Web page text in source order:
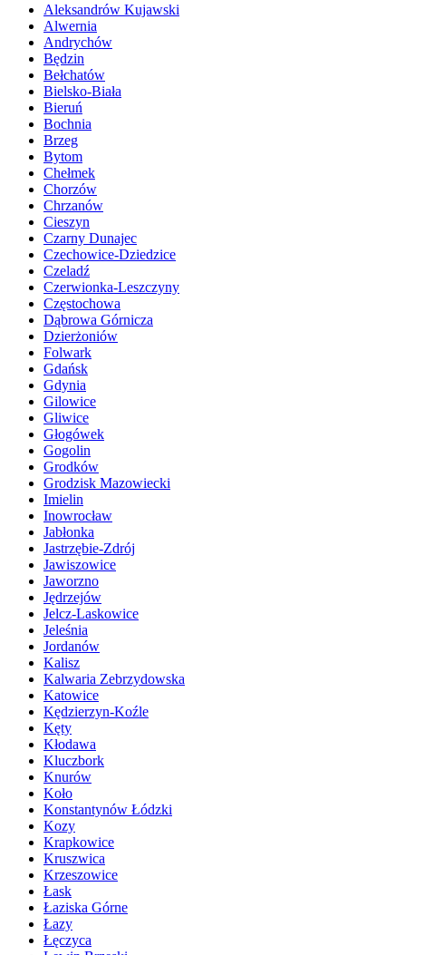
Aleksandrów Kujawski
Alwernia
Andrychów
Będzin
Bełchatów
Bielsko-Biała
Bieruń
Bochnia
Brzeg
Bytom
Chełmek
Chorzów
Chrzanów
Cieszyn
Czarny Dunajec
Czechowice-Dziedzice
Czeladź
Czerwionka-Leszczyny
Częstochowa
Dąbrowa Górnicza
Dzierżoniów
Folwark
Gdańsk
Gdynia
Gilowice
Gliwice
Głogówek
Gogolin
Grodków
Grodzisk Mazowiecki
Imielin
Inowrocław
Jabłonka
Jastrzębie-Zdrój
Jawiszowice
Jaworzno
Jędrzejów
Jelcz-Laskowice
Jeleśnia
Jordanów
Kalisz
Kalwaria Zebrzydowska
Katowice
Kędzierzyn-Koźle
Kęty
Kłodawa
Kluczbork
Knurów
Koło
Konstantynów Łódzki
Kozy
Krapkowice
Kruszwica
Krzeszowice
Łask
Łaziska Górne
Łazy
Łęczyca